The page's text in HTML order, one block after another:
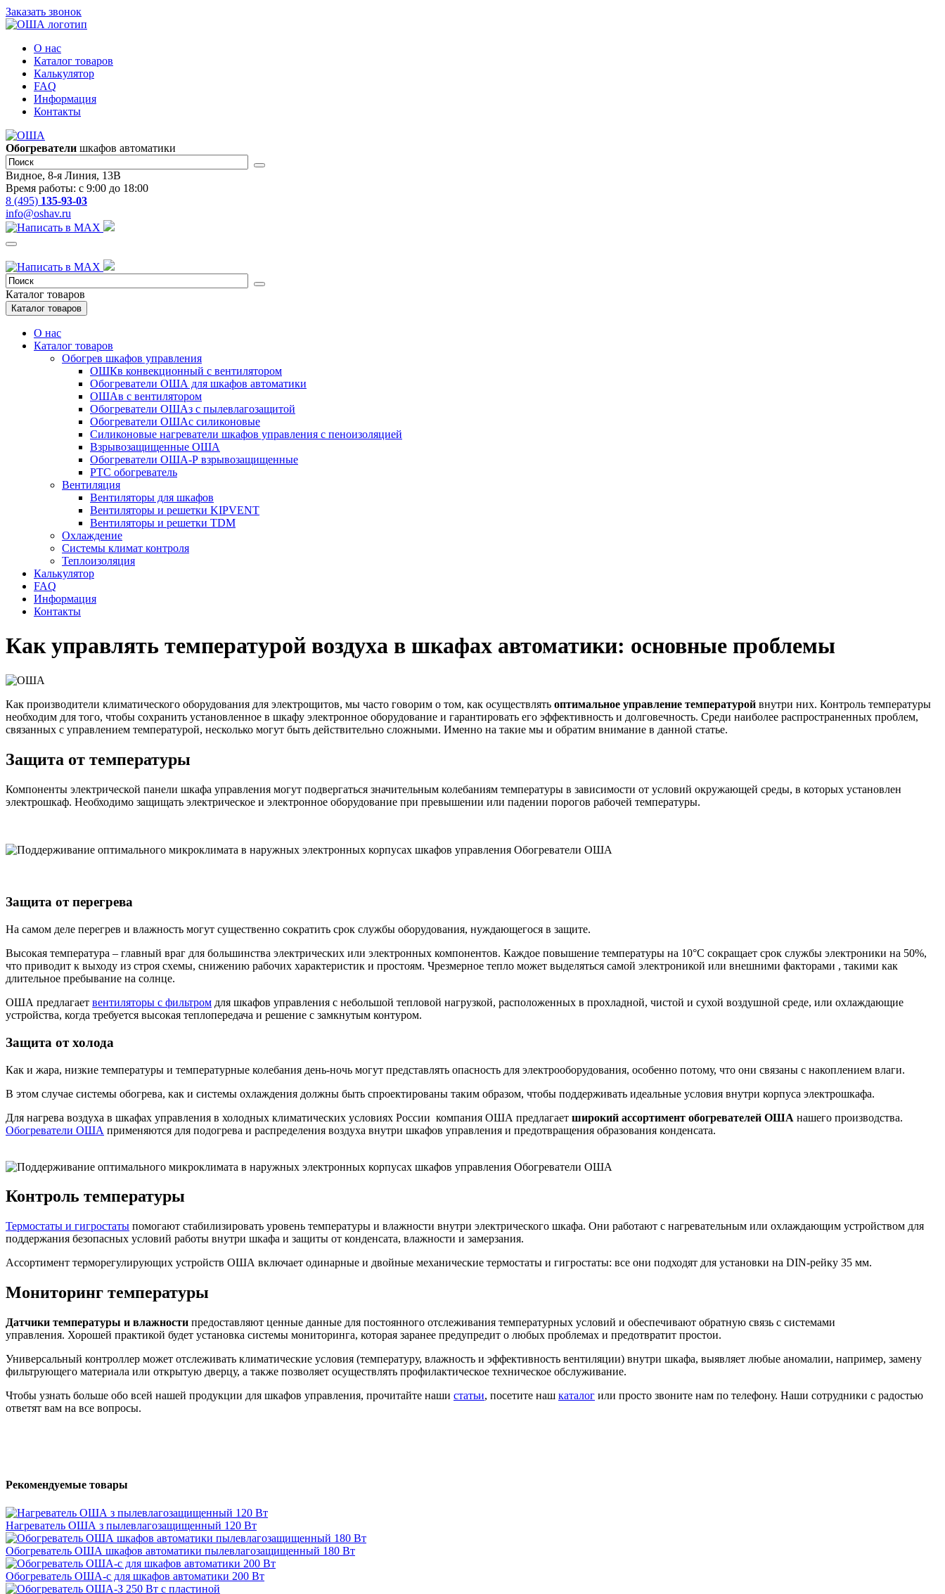
Заказать звонок
О нас
Каталог товаров
Калькулятор
FAQ
Информация
Контакты
Обогреватели шкафов автоматики
Видное, 8-я Линия, 13В
Время работы: с 9:00 до 18:00
8 (495) 135-93-03
info@oshav.ru
Каталог товаров
Каталог товаров
О нас
Каталог товаров
Обогрев шкафов управления
ОШКв конвекционный с вентилятором
Обогреватели ОША для шкафов автоматики
ОШАв с вентилятором
Обогреватели ОШАз с пылевлагозащитой
Обогреватели ОШАс силиконовые
Силиконовые нагреватели шкафов управления с пеноизоляцией
Взрывозащищенные ОША
Обогреватели ОША-Р взрывозащищенные
РТС обогреватель
Вентиляция
Вентиляторы для шкафов
Вентиляторы и решетки KIPVENT
Вентиляторы и решетки TDM
Охлаждение
Системы климат контроля
Теплоизоляция
Калькулятор
FAQ
Информация
Контакты
Как управлять температурой воздуха в шкафах автоматики: основные проблемы
Как производители климатического оборудования для электрощитов, мы часто говорим о том, как осуществлять оптимальное управление температурой внутри них. Контроль температуры
необходим для того, чтобы сохранить установленное в шкафу электронное оборудование и гарантировать его эффективность и долговечность. Среди наиболее распространенных проблем,
связанных с управлением температурой, несколько могут быть действительно сложными. Именно на такие мы и обратим внимание в данной статье.
Защита от температуры
Компоненты электрической панели шкафа управления могут подвергаться значительным колебаниям температуры в зависимости от условий окружающей среды, в которых установлен
электрошкаф. Необходимо защищать электрическое и электронное оборудование при превышении или падении порогов рабочей температуры.
Защита от перегрева
На самом деле перегрев и влажность могут существенно сократить срок службы оборудования, нуждающегося в защите.
Высокая температура – ​​главный враг для большинства электрических или электронных компонентов. Каждое повышение температуры на 10°C сокращает срок службы электроники на 50%,
что приводит к выходу из строя схемы, снижению рабочих характеристик и простоям. Чрезмерное тепло может выделяться самой электроникой или внешними факторами , такими как
длительное пребывание на солнце.
ОША предлагает вентиляторы с фильтром для шкафов управления с небольшой тепловой нагрузкой, расположенных в прохладной, чистой и сухой воздушной среде, или охлаждающие
устройства, когда требуется высокая теплопередача и решение с замкнутым контуром.
Защита от холода
Как и жара, низкие температуры и температурные колебания день-ночь могут представлять опасность для электрооборудования, особенно потому, что они связаны с накоплением влаги.
В этом случае системы обогрева, как и системы охлаждения должны быть спроектированы таким образом, чтобы поддерживать идеальные условия внутри корпуса электрошкафа.
Для нагрева воздуха в шкафах управления в холодных климатических условиях России компания ОША предлагает широкий ассортимент обогревателей ОША нашего производства.
Обогреватели ОША применяются для подогрева и распределения воздуха внутри шкафов управления и предотвращения образования конденсата.
Контроль температуры
Термостаты и гигростаты помогают стабилизировать уровень температуры и влажности внутри электрического шкафа. Они работают с нагревательным или охлаждающим устройством для
поддержания безопасных условий работы внутри шкафа и защиты от конденсата, влажности и замерзания.
Ассортимент терморегулирующих устройств ОША включает одинарные и двойные механические термостаты и гигростаты: все они подходят для установки на DIN-рейку 35 мм.
Мониторинг температуры
Датчики температуры и влажности предоставляют ценные данные для постоянного отслеживания температурных условий и обеспечивают обратную связь с системами
управления. Хорошей практикой будет установка системы мониторинга, которая заранее предупредит о любых проблемах и предотвратит простои.
Универсальный контроллер может отслеживать климатические условия (температуру, влажность и эффективность вентиляции) внутри шкафа, выявляет любые аномалии, например, замену
фильтрующего материала или открытую дверцу, а также позволяет осуществлять профилактическое техническое обслуживание.
Чтобы узнать больше обо всей нашей продукции для шкафов управления, прочитайте наши статьи, посетите наш каталог или просто звоните нам по телефону. Наши сотрудники с радостью
ответят вам на все вопросы.
Рекомендуемые товары
Нагреватель ОША з пылевлагозащищенный 120 Вт
Обогреватель ОША шкафов автоматики пылевлагозащищенный 180 Вт
Обогреватель ОША-с для шкафов автоматики 200 Вт